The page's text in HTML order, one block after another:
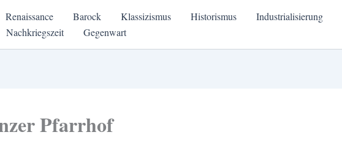
Renaissance Barock Klassizismus Historismus Industrialisierung
Nachkriegszeit Gegenwart
Pfarrhof